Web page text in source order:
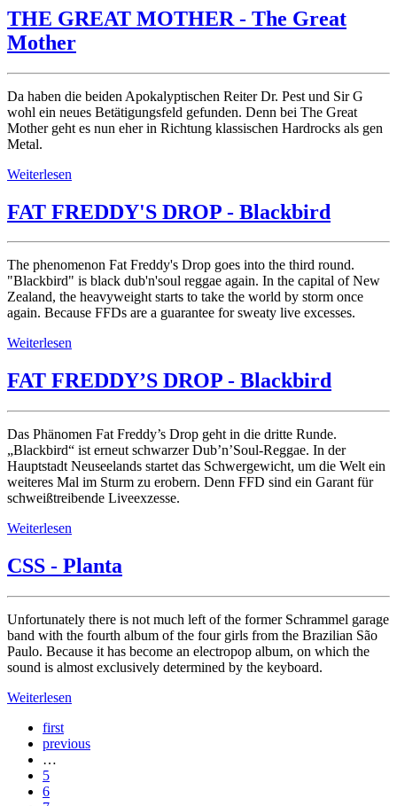
THE GREAT MOTHER - The Great
Mother
Da haben die beiden Apokalyptischen Reiter Dr. Pest und Sir G
wohl ein neues Betätigungsfeld gefunden. Denn bei The Great
Mother geht es nun eher in Richtung klassischen Hardrocks als gen
Metal.
Weiterlesen
FAT FREDDY'S DROP - Blackbird
The phenomenon Fat Freddy's Drop goes into the third round.
"Blackbird" is black dub'n'soul reggae again. In the capital of New
Zealand, the heavyweight starts to take the world by storm once
again. Because FFDs are a guarantee for sweaty live excesses.
Weiterlesen
FAT FREDDY’S DROP - Blackbird
Das Phänomen Fat Freddy’s Drop geht in die dritte Runde.
„Blackbird“ ist erneut schwarzer Dub’n’Soul-Reggae. In der
Hauptstadt Neuseelands startet das Schwergewicht, um die Welt ein
weiteres Mal im Sturm zu erobern. Denn FFD sind ein Garant für
schweißtreibende Liveexzesse.
Weiterlesen
CSS - Planta
Unfortunately there is not much left of the former Schrammel garage
band with the fourth album of the four girls from the Brazilian São
Paulo. Because it has become an electropop album, on which the
sound is almost exclusively determined by the keyboard.
Weiterlesen
first
previous
…
5
6